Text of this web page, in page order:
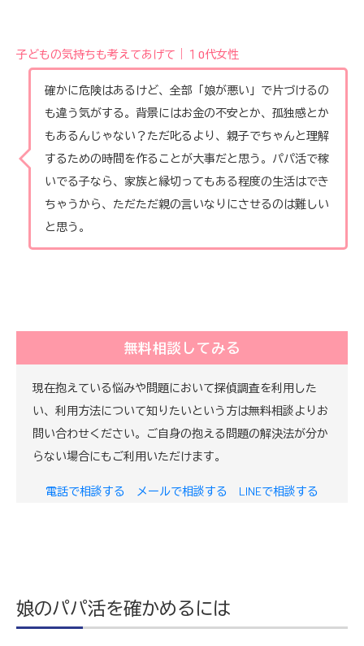
子どもの気持ちも考えてあげて｜１0代女性
確かに危険はあるけど、全部「娘が悪い」で片づけるの
も違う気がする。背景にはお金の不安とか、孤独感とか
もあるんじゃない？ただ叱るより、親子でちゃんと理解
するための時間を作ることが大事だと思う。パパ活で稼
いでる子なら、家族と縁切ってもある程度の生活はでき
ちゃうから、ただただ親の言いなりにさせるのは難しい
と思う。
無料相談してみる
現在抱えている悩みや問題において探偵調査を利用した
い、利用方法について知りたいという方は無料相談よりお
問い合わせください。ご自身の抱える問題の解決法が分か
らない場合にもご利用いただけます。
電話で相談する メールで相談する LINEで相談する
娘のパパ活を確かめるには